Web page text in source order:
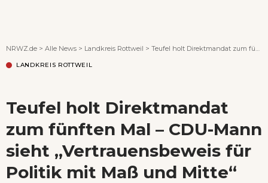
NRWZ.de > Alle News > Landkreis Rottweil > Teufel holt Direktmandat zum fünften Mal – CDU-Mann sieht „Vertrauensbeweis für Politik mit Maß und Mitte“
LANDKREIS ROTTWEIL
Teufel holt Direktmandat
zum fünften Mal – CDU-Mann
sieht „Vertrauensbeweis für
Politik mit Maß und Mitte“